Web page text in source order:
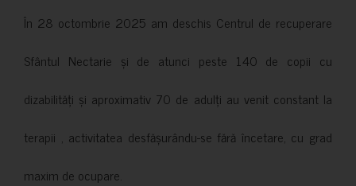
În 28 octombrie 2025 am deschis Centrul de recuperare
Sfântul Nectarie și de atunci peste 140 de copii cu
dizabilități și aproximativ 70 de adulți au venit constant la
terapii , activitatea desfășurându-se fără încetare, cu grad
maxim de ocupare.